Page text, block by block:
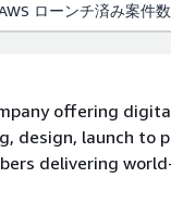
ローンチ済み案件数
offering
design, launch
delivering